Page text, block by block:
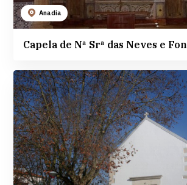
Anadia
Capela de Nª Srª das Neves e